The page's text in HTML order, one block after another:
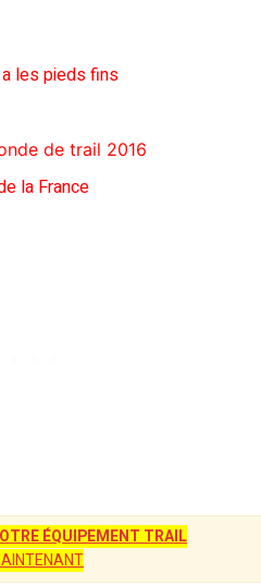
les pieds fins
de trail 2016
la France
ÉQUIPEMENT TRAIL